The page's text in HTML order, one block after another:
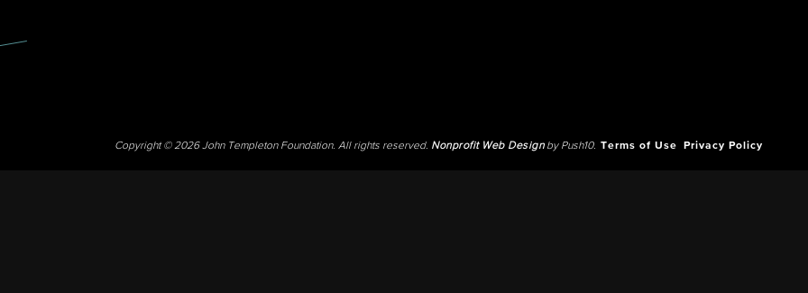
Copyright © 2026 John Templeton Foundation. All rights reserved. Nonprofit Web Designby Push10. Terms of Use Privacy Policy